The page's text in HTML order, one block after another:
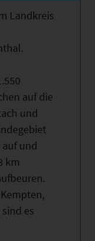
Landkreis
auf die
und
und
km
es